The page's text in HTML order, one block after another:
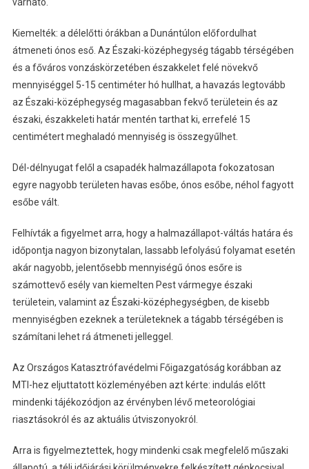
Kiemelték: a délelőtti órákban a Dunántúlon előfordulhat
átmeneti ónos eső. Az Északi-középhegység tágabb térségében
és a főváros vonzáskörzetében északkelet felé növekvő
mennyiséggel 5-15 centiméter hó hullhat, a havazás legtovább
az Északi-középhegység magasabban fekvő területein és az
északi, északkeleti határ mentén tarthat ki, errefelé 15
centimétert meghaladó mennyiség is összegyűlhet.
Dél-délnyugat felől a csapadék halmazállapota fokozatosan
egyre nagyobb területen havas esőbe, ónos esőbe, néhol fagyott
esőbe vált.
Felhívták a figyelmet arra, hogy a halmazállapot-váltás határa és
időpontja nagyon bizonytalan, lassabb lefolyású folyamat esetén
akár nagyobb, jelentősebb mennyiségű ónos esőre is
számottevő esély van kiemelten Pest vármegye északi
területein, valamint az Északi-középhegységben, de kisebb
mennyiségben ezeknek a területeknek a tágabb térségében is
számítani lehet rá átmeneti jelleggel.
Az Országos Katasztrófavédelmi Főigazgatóság korábban az
MTI-hez eljuttatott közleményében azt kérte: indulás előtt
mindenki tájékozódjon az érvényben lévő meteorológiai
riasztásokról és az aktuális útviszonyokról.
Arra is figyelmeztettek, hogy mindenki csak megfelelő műszaki